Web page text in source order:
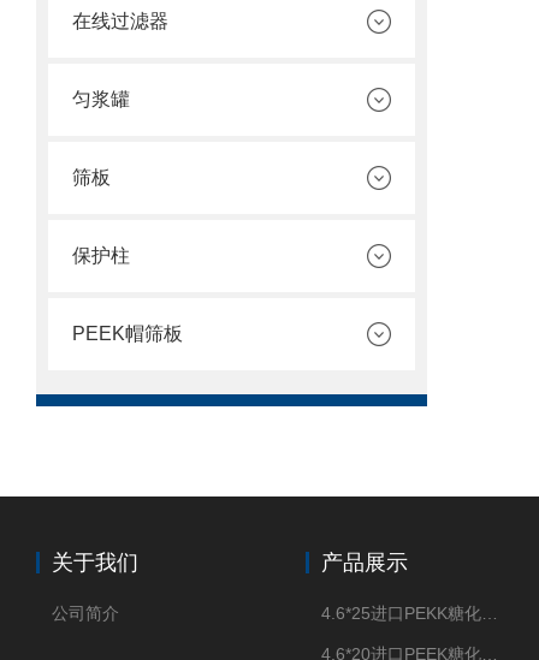
在线过滤器
匀浆罐
筛板
保护柱
PEEK帽筛板
关于我们
公司简介
产品展示